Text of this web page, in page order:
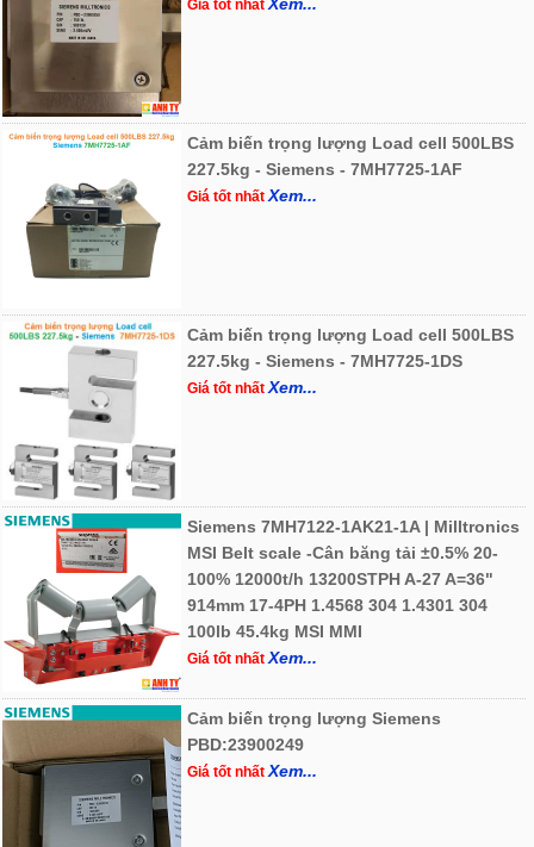
Giá tốt nhất
Cảm biến trọng lượng Load cell 500LBS
227.5kg - Siemens - 7MH7725-1AF
Giá tốt nhấtXem...
Cảm biến trọng lượng Load cell 500LBS
227.5kg - Siemens - 7MH7725-1DS
Giá tốt nhấtXem...
Siemens 7MH7122-1AK21-1A | Milltronics
MSI Belt scale -Cân băng tải ±0.5% 20-
100% 12000t/h 13200STPH A-27 A=36"
914mm 17-4PH 1.4568 304 1.4301 304
100lb 45.4kg MSI MMI
Giá tốt nhấtXem...
Cảm biến trọng lượng Siemens
PBD:23900249
Giá tốt nhấtXem...